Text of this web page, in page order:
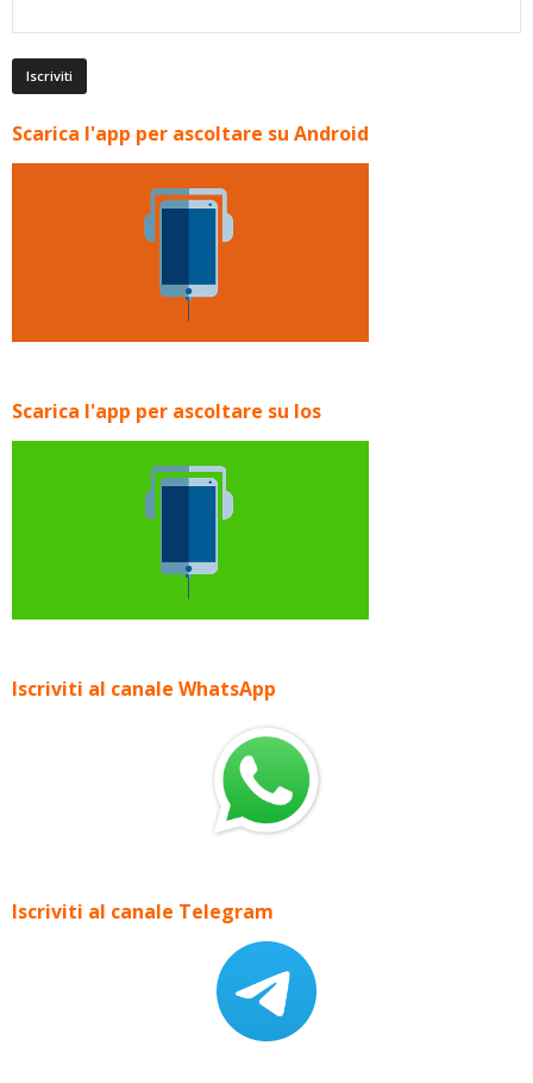
Scarica l'app per ascoltare su Android
Scarica l'app per ascoltare su Ios
Iscriviti al canale WhatsApp
Iscriviti al canale Telegram